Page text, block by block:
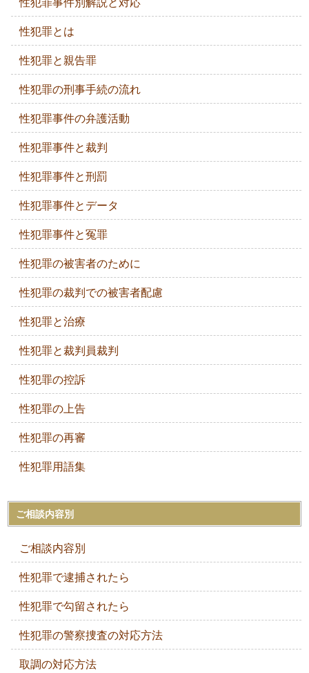
性犯罪とは
性犯罪と親告罪
性犯罪の刑事手続の流れ
性犯罪事件の弁護活動
性犯罪事件と裁判
性犯罪事件と刑罰
性犯罪事件とデータ
性犯罪事件と冤罪
性犯罪の被害者のために
性犯罪の裁判での被害者配慮
性犯罪と治療
性犯罪と裁判員裁判
性犯罪の控訴
性犯罪の上告
性犯罪の再審
性犯罪用語集
ご相談内容別
ご相談内容別
性犯罪で逮捕されたら
性犯罪で勾留されたら
性犯罪の警察捜査の対応方法
取調の対応方法